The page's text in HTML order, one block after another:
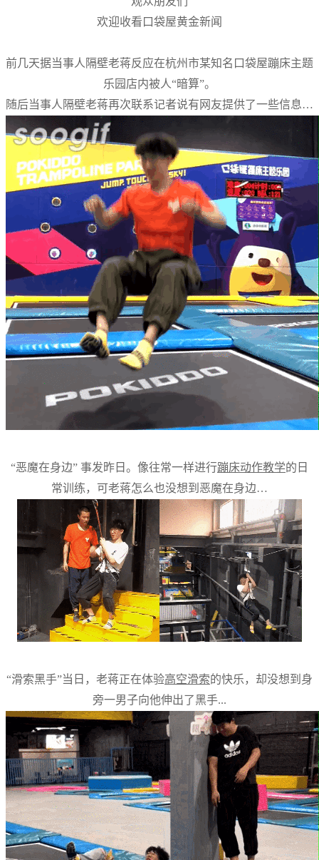
欢迎收看口袋屋黄金新闻
前几天据当事人隔壁老蒋反应在杭州市某知名口袋屋蹦床主题
乐园店内被人“暗算”。
随后当事人隔壁老蒋再次联系记者说有网友提供了一些信息…
“恶魔在身边” 事发昨日。像往常一样进行蹦床动作教学的日
常训练，可老蒋怎么也没想到恶魔在身边…
“滑索黑手”当日，老蒋正在体验高空滑索的快乐，却没想到身
旁一男子向他伸出了黑手...